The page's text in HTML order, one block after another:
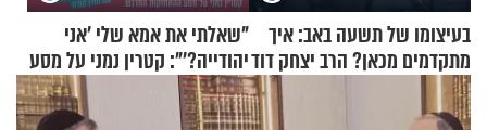
בעיצומו של תשעה באב: איך
מתקדמים מכאן? הרב יצחק דוד
גרוסמן בשיחה מיוחדת
"שאלתי את אמא שלי 'אני
יהודייה?'": קטרין נמני על מסע
ההתחזקות המרגש